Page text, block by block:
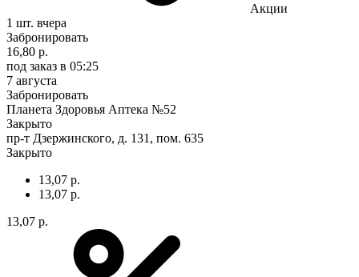
Акции
1 шт. вчера
Забронировать
16,80 р.
под заказ в 05:25
7 августа
Забронировать
Планета Здоровья Аптека №52
Закрыто
пр-т Дзержинского, д. 131, пом. 635
Закрыто
13,07 р.
13,07 р.
13,07 р.